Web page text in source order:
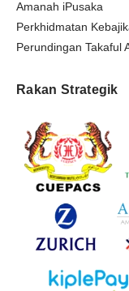
Amanah iPusaka
Perkhidmatan
Perundingan Takaful
Rakan Strategik